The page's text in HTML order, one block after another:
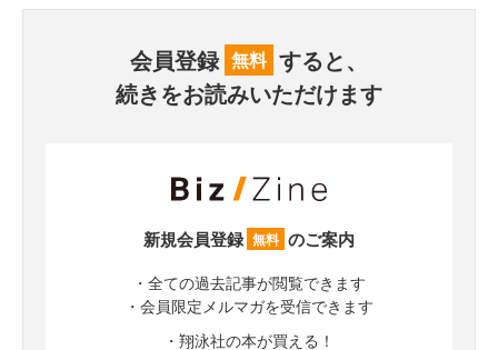
会員登録 無料 すると、
続きをお読みいただけます
新規会員登録 無料 のご案内
・全ての過去記事が閲覧できます
・会員限定メルマガを受信できます
・翔泳社の本が買える！